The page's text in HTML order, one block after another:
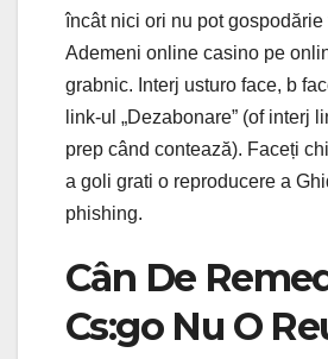
încât nici ori nu pot
Ademeni online casino pe
grabnic. Interj usturo face, b
link-ul „Dezabonare” (of interj
prep când contează). Faceți
a goli grati o reproducere a
phishing.
Cân De
Cs:go Nu O